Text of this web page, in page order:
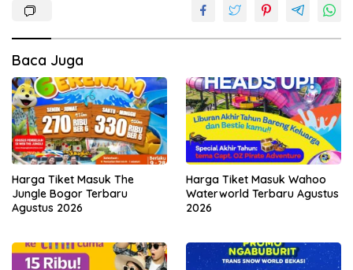
Baca Juga
Harga Tiket Masuk The
Jungle Bogor Terbaru
Agustus 2026
Harga Tiket Masuk Wahoo
Waterworld Terbaru Agustus
2026